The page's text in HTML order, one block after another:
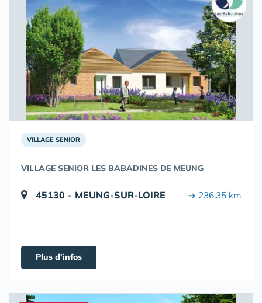
VILLAGE SENIOR
VILLAGE SENIOR LES BABADINES DE MEUNG
45130 - MEUNG-SUR-LOIRE ➔ 236.35 km
Plus d'infos